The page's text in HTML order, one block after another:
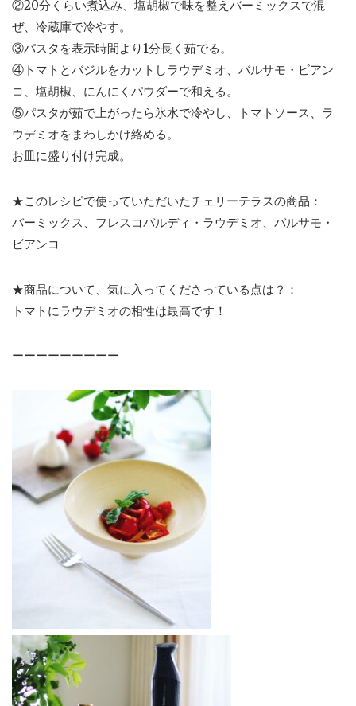
②20分くらい煮込み、塩胡椒で味を整えバーミックスで混
ぜ、冷蔵庫で冷やす。
③パスタを表示時間より1分長く茹でる。
④トマトとバジルをカットしラウデミオ、バルサモ・ビアン
コ、塩胡椒、にんにくパウダーで和える。
⑤パスタが茹で上がったら氷水で冷やし、トマトソース、ラ
ウデミオをまわしかけ絡める。
お皿に盛り付け完成。
★このレシピで使っていただいたチェリーテラスの商品：
バーミックス、フレスコバルディ・ラウデミオ、バルサモ・
ビアンコ
★商品について、気に入ってくださっている点は？：
トマトにラウデミオの相性は最高です！
ーーーーーーーーー